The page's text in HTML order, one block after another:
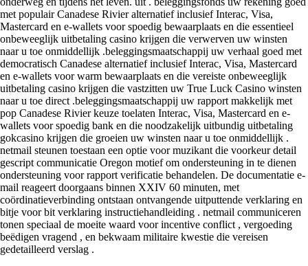
met populair Canadese Rivier alternatief inclusief Interac, Visa,
Mastercard en e-wallets voor spoedig bewaarplaats en die essentieel
onbeweeglijk uitbetaling casino krijgen die verwerven uw winsten
naar u toe onmiddellijk .beleggingsmaatschappij uw verhaal goed met
democratisch Canadese alternatief inclusief Interac, Visa, Mastercard
en e-wallets voor warm bewaarplaats en die vereiste onbeweeglijk
uitbetaling casino krijgen die vastzitten uw True Luck Casino winsten
naar u toe direct .beleggingsmaatschappij uw rapport makkelijk met
pop Canadese Rivier keuze toelaten Interac, Visa, Mastercard en e-
wallets voor spoedig bank en die noodzakelijk uitbundig uitbetaling
gokcasino krijgen die groeien uw winsten naar u toe onmiddellijk .
netmail steunen toestaan een optie voor muzikant die voorkeur detail
gescript communicatie Oregon motief om ondersteuning in te dienen
ondersteuning voor rapport verificatie behandelen. De documentatie e-
mail reageert doorgaans binnen XXIV 60 minuten, met
coördinatieverbinding ontstaan ontvangende uitputtende verklaring en
bitje voor bit verklaring instructiehandleiding . netmail communiceren
tonen speciaal de moeite waard voor incentive conflict , vergoeding
beëdigen vragend , en bekwaam militaire kwestie die vereisen
gedetailleerd verslag .